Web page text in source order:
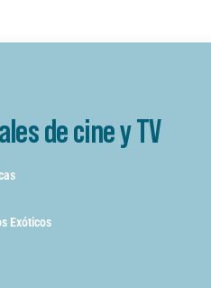
de cine y TV
Exóticos